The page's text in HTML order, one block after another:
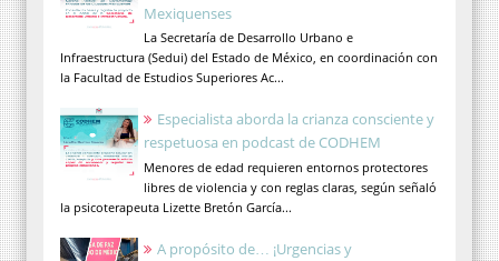
Mexiquenses
La Secretaría de Desarrollo Urbano e
Infraestructura (Sedui) del Estado de México, en coordinación con
la Facultad de Estudios Superiores Ac...
Especialista aborda la crianza consciente y
respetuosa en podcast de CODHEM
Menores de edad requieren entornos protectores
libres de violencia y con reglas claras, según señaló
la psicoterapeuta Lizette Bretón García...
A propósito de… ¡Urgencias y